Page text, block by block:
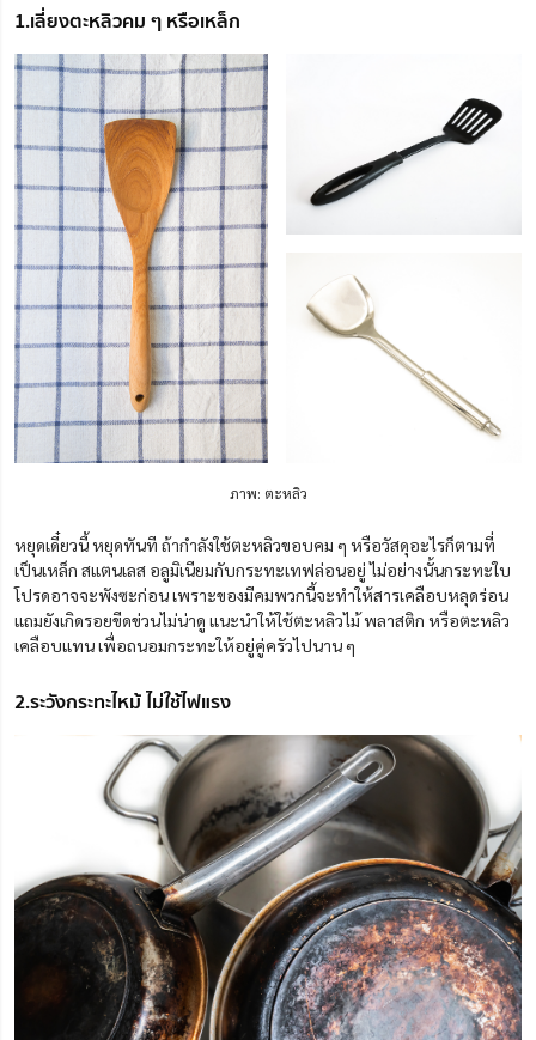
1.เลี่ยงตะหลิวคม ๆ หรือเหล็ก
ภาพ: ตะหลิว
หยุดเดี๋ยวนี้ หยุดทันที ถ้ากำลังใช้ตะหลิวขอบคม ๆ หรือวัสดุอะไรก็ตามที่
เป็นเหล็ก สแตนเลส อลูมิเนียมกับกระทะเทฟล่อนอยู่ ไม่อย่างนั้นกระทะใบ
โปรดอาจจะพังซะก่อน เพราะของมีคมพวกนี้จะทำให้สารเคลือบหลุดร่อน
แถมยังเกิดรอยขีดข่วนไม่น่าดู แนะนำให้ใช้ตะหลิวไม้ พลาสติก หรือตะหลิว
เคลือบแทน เพื่อถนอมกระทะให้อยู่คู่ครัวไปนาน ๆ
2.ระวังกระทะไหม้ ไม่ใช้ไฟแรง